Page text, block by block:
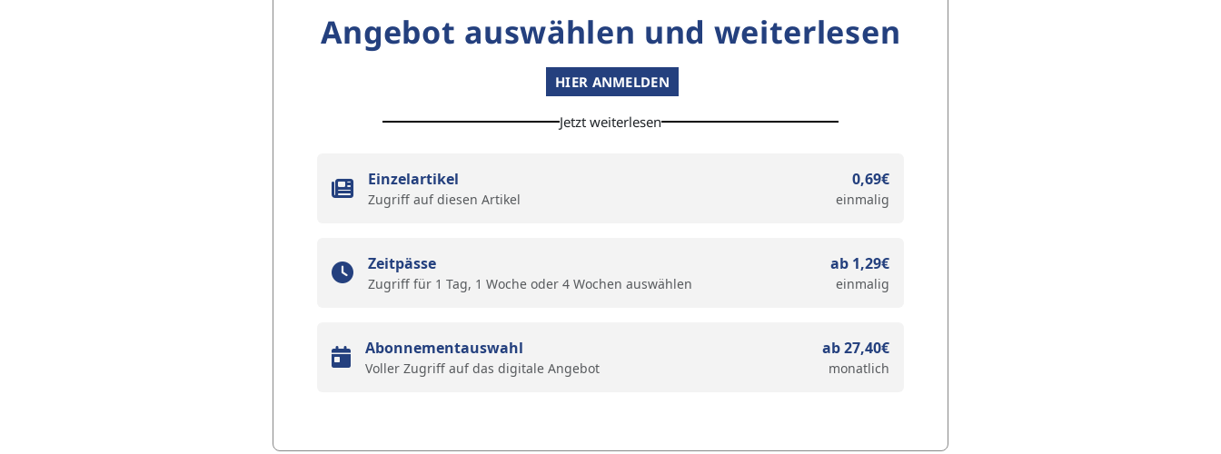
Angebot auswählen und weiterlesen
HIER ANMELDEN
Jetzt weiterlesen
Einzelartikel
Zugriff auf diesen Artikel
0,69€
einmalig
Zeitpässe
Zugriff für 1 Tag, 1 Woche oder 4 Wochen auswählen
ab 1,29€
einmalig
Abonnementauswahl
Voller Zugriff auf das digitale Angebot
ab 27,40€
monatlich